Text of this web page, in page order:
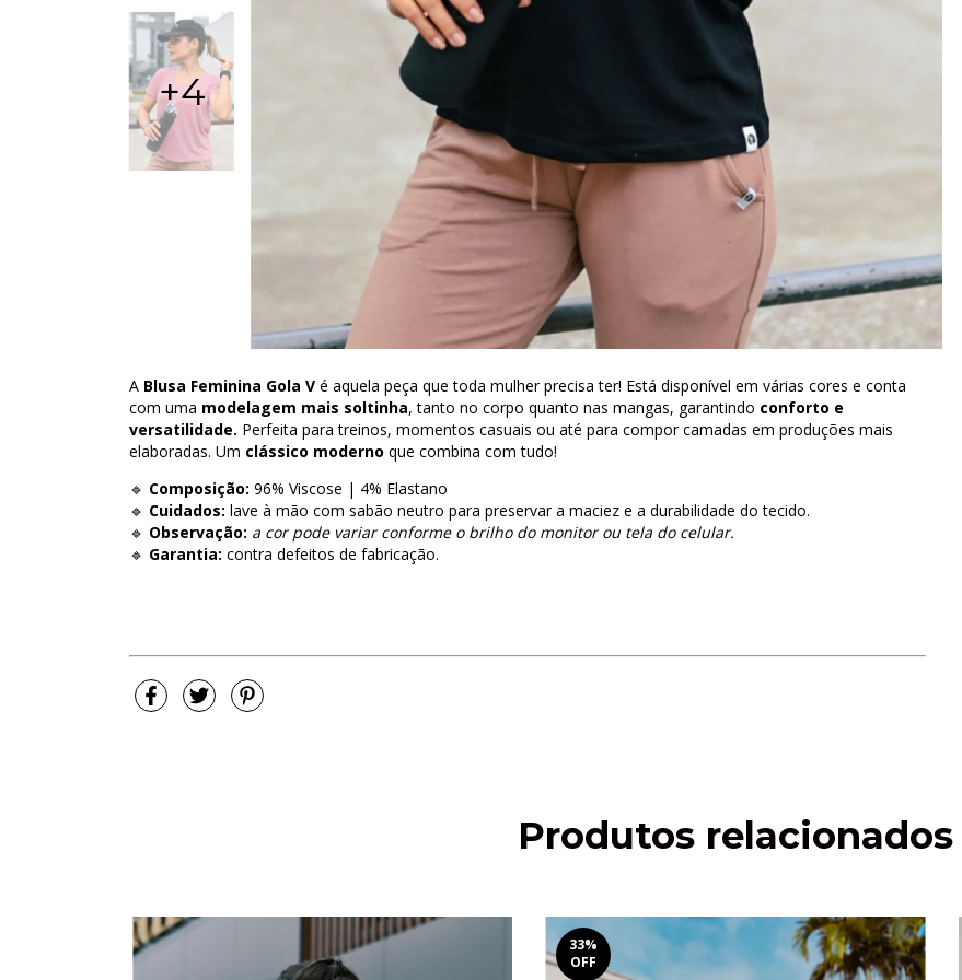
+4
A Blusa Feminina Gola V é aquela peça que toda mulher precisa ter! Está disponível em várias cores e conta
com uma modelagem mais soltinha, tanto no corpo quanto nas mangas, garantindo conforto e
versatilidade. Perfeita para treinos, momentos casuais ou até para compor camadas em produções mais
elaboradas. Um clássico moderno que combina com tudo!
🔹 Composição: 96% Viscose | 4% Elastano
🔹 Cuidados: lave à mão com sabão neutro para preservar a maciez e a durabilidade do tecido.
🔹 Observação: a cor pode variar conforme o brilho do monitor ou tela do celular.
🔹 Garantia: contra defeitos de fabricação.
Produtos relacionados
33%
OFF